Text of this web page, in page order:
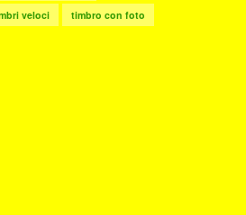
veloci
timbro con foto